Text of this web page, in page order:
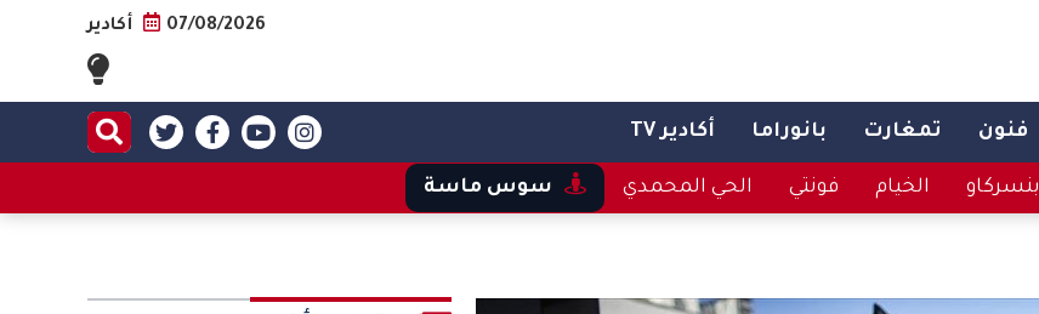
07/08/2026 أكادير
فنون تمغارت بانوراما أكادير TV
بنسركاو الخيام فونتي الحي المحمدي سوس ماسة